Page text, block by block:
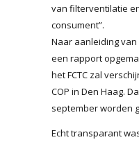
van filterventilatie
consument”.
Naar aanleiding
een rapport
het FCTC zal
COP in Den Haag.
september worden
Echt transparant